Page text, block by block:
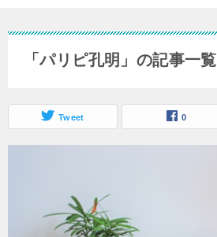
「パリピ孔明」の記事一覧
Tweet 0